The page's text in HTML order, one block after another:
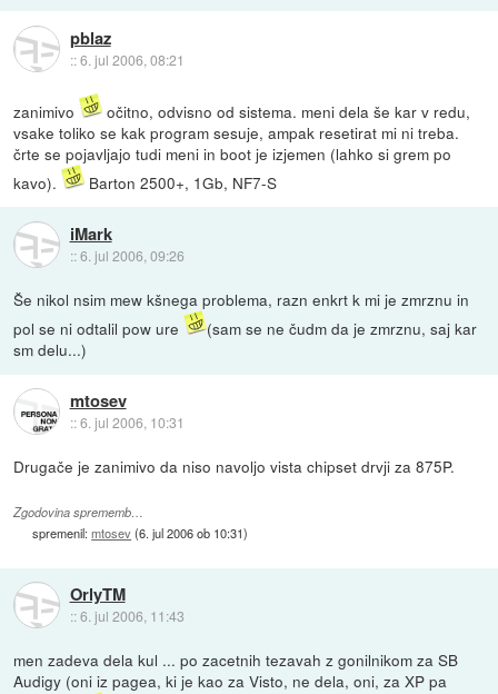
pblaz
::6. jul 2006, 08:21
zanimivo
očitno, odvisno od sistema. meni dela še kar v redu,
vsake toliko se kak program sesuje, ampak resetirat mi ni treba.
črte se pojavljajo tudi meni in boot je izjemen (lahko si grem po
kavo).
Barton 2500+, 1Gb, NF7-S
iMark
::6. jul 2006, 09:26
Še nikol nsim mew kšnega problema, razn enkrt k mi je zmrznu in
pol se ni odtalil pow ure
(sam se ne čudm da je zmrznu, saj kar
sm delu...)
mtosev
::6. jul 2006, 10:31
Drugače je zanimivo da niso navoljo vista chipset drvji za 875P.
Zgodovina sprememb…
spremenil:mtosev(6. jul 2006 ob 10:31)
OrlyTM
::6. jul 2006, 11:43
men zadeva dela kul ... po zacetnih tezavah z gonilnikom za SB
Audigy (oni iz pagea, ki je kao za Visto, ne dela, oni, za XP pa